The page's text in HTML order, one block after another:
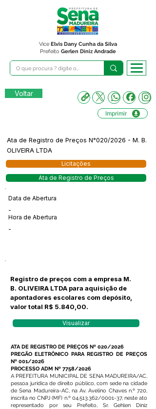
Prefeito Gerlen Diniz Andrade
Vice Elvis Dany Cunha da Silva
Voltar
Imprimir
Ata de Registro de Preços N°020/2026 - M. B.
OLIVEIRA LTDA
Licitações
Ata de Registro de Preços
Data de Abertura
-
Hora de Abertura
-
Registro de preços com a empresa M.
B. OLIVEIRA LTDA para aquisição de
apontadores escolares com depósito,
valor total R$ 5.840,00.
Visualizar
ATA DE REGISTRO DE PREÇOS Nº 020/2026
PREGÃO ELETRÔNICO PARA REGISTRO DE PREÇOS
Nº 001/2026
PROCESSO ADM Nº 7758/2026
A PREFEITURA MUNICIPAL DE SENA MADUREIRA/AC,
pessoa jurídica de direito público, com sede na cidade
de Sena Madureira-AC, na Av. Avelino Chaves n.º 720,
inscrita no CNPJ (MF) n.º 04.513.362/0001-37, neste ato
representado por seu Prefeito, Sr. Gehlen Diniz